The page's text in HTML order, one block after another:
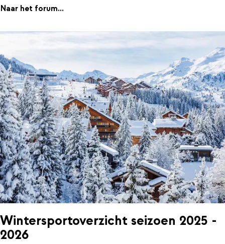
Naar het forum...
Wintersportoverzicht seizoen 2025 -
2026